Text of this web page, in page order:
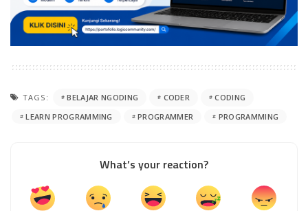
TAGS: BELAJAR NGODING CODER
CODING
LEARN PROGRAMMING
PROGRAMMER PROGRAMMING
What’s your reaction?